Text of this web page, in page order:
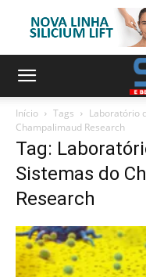
Início Tags
Laboratório
Champalimaud Research
Tag:
Sistemas do
Research